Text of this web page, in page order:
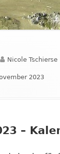
Autor
Nicole Tschierse
2023
–